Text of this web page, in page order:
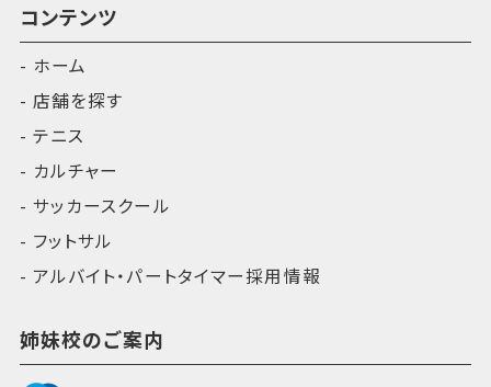
コンテンツ
ホーム
店舗を探す
テニス
カルチャー
サッカースクール
フットサル
アルバイト・パートタイマー採用情報
姉妹校のご案内